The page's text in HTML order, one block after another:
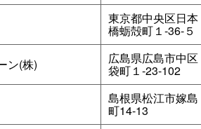
東京都中央区日本
橋蛎殻町１‐36‐５
ン(株) 広島県広島市中区
袋町１‐23-102
島根県松江市嫁島
町14‐13